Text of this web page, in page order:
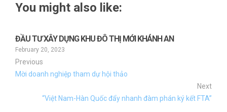
You might also like:
ĐẦU TƯ XÂY DỰNG KHU ĐÔ THỊ MỚI KHÁNH AN
February 20, 2023
Previous
Mời doanh nghiệp tham dự hội thảo
Next
“Việt Nam-Hàn Quốc đẩy nhanh đàm phán ký kết FTA”